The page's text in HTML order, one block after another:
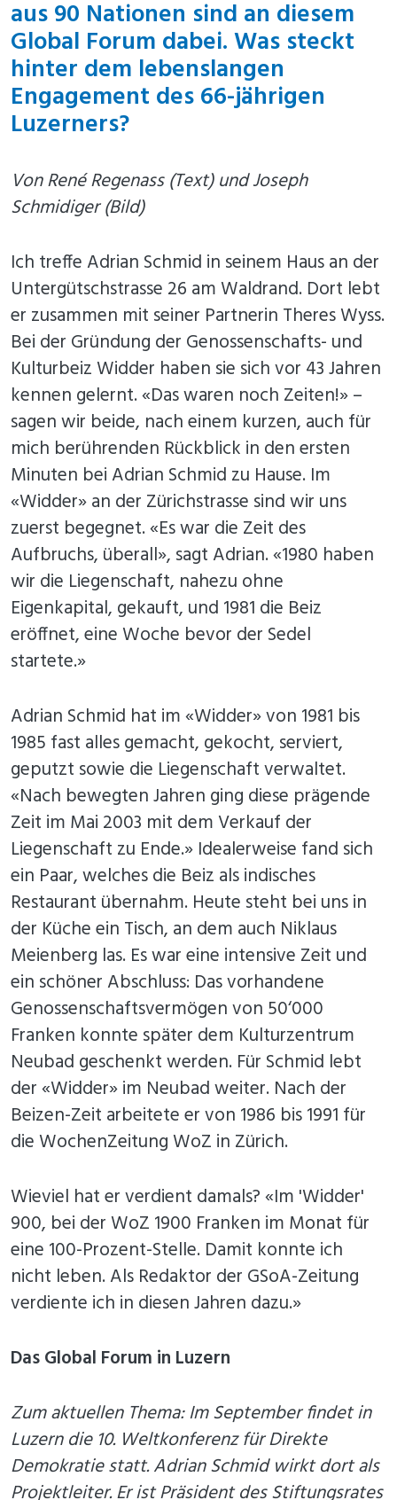
aus 90 Nationen sind an diesem
Global Forum dabei. Was steckt
hinter dem lebenslangen
Engagement des 66-jährigen
Luzerners?
Von René Regenass (Text) und Joseph
Schmidiger (Bild)
Ich treffe Adrian Schmid in seinem Haus an der
Untergütschstrasse 26 am Waldrand. Dort lebt
er zusammen mit seiner Partnerin Theres Wyss.
Bei der Gründung der Genossenschafts- und
Kulturbeiz Widder haben sie sich vor 43 Jahren
kennen gelernt. «Das waren noch Zeiten!» –
sagen wir beide, nach einem kurzen, auch für
mich berührenden Rückblick in den ersten
Minuten bei Adrian Schmid zu Hause. Im
«Widder» an der Zürichstrasse sind wir uns
zuerst begegnet. «Es war die Zeit des
Aufbruchs, überall», sagt Adrian. «1980 haben
wir die Liegenschaft, nahezu ohne
Eigenkapital, gekauft, und 1981 die Beiz
eröffnet, eine Woche bevor der Sedel
startete.»
Adrian Schmid hat im «Widder» von 1981 bis
1985 fast alles gemacht, gekocht, serviert,
geputzt sowie die Liegenschaft verwaltet.
«Nach bewegten Jahren ging diese prägende
Zeit im Mai 2003 mit dem Verkauf der
Liegenschaft zu Ende.» Idealerweise fand sich
ein Paar, welches die Beiz als indisches
Restaurant übernahm. Heute steht bei uns in
der Küche ein Tisch, an dem auch Niklaus
Meienberg las. Es war eine intensive Zeit und
ein schöner Abschluss: Das vorhandene
Genossenschaftsvermögen von 50‘000
Franken konnte später dem Kulturzentrum
Neubad geschenkt werden. Für Schmid lebt
der «Widder» im Neubad weiter. Nach der
Beizen-Zeit arbeitete er von 1986 bis 1991 für
die WochenZeitung WoZ in Zürich.
Wieviel hat er verdient damals? «Im 'Widder'
900, bei der WoZ 1900 Franken im Monat für
eine 100-Prozent-Stelle. Damit konnte ich
nicht leben. Als Redaktor der GSoA-Zeitung
verdiente ich in diesen Jahren dazu.»
Das Global Forum in Luzern
Zum aktuellen Thema: Im September findet in
Luzern die 10. Weltkonferenz für Direkte
Demokratie statt. Adrian Schmid wirkt dort als
Projektleiter. Er ist Präsident des Stiftungsrates